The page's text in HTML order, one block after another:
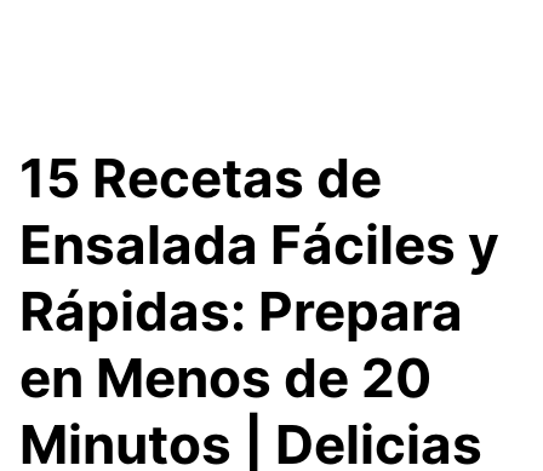
15 Recetas de
Ensalada Fáciles y
Rápidas: Prepara
en Menos de 20
Minutos | Delicias